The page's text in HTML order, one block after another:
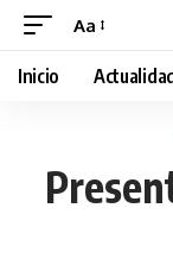
Cambiar
tamaño
Aa
Inicio